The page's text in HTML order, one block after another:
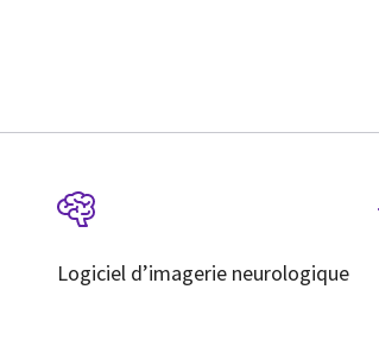
Logiciel d’imagerie neurologique